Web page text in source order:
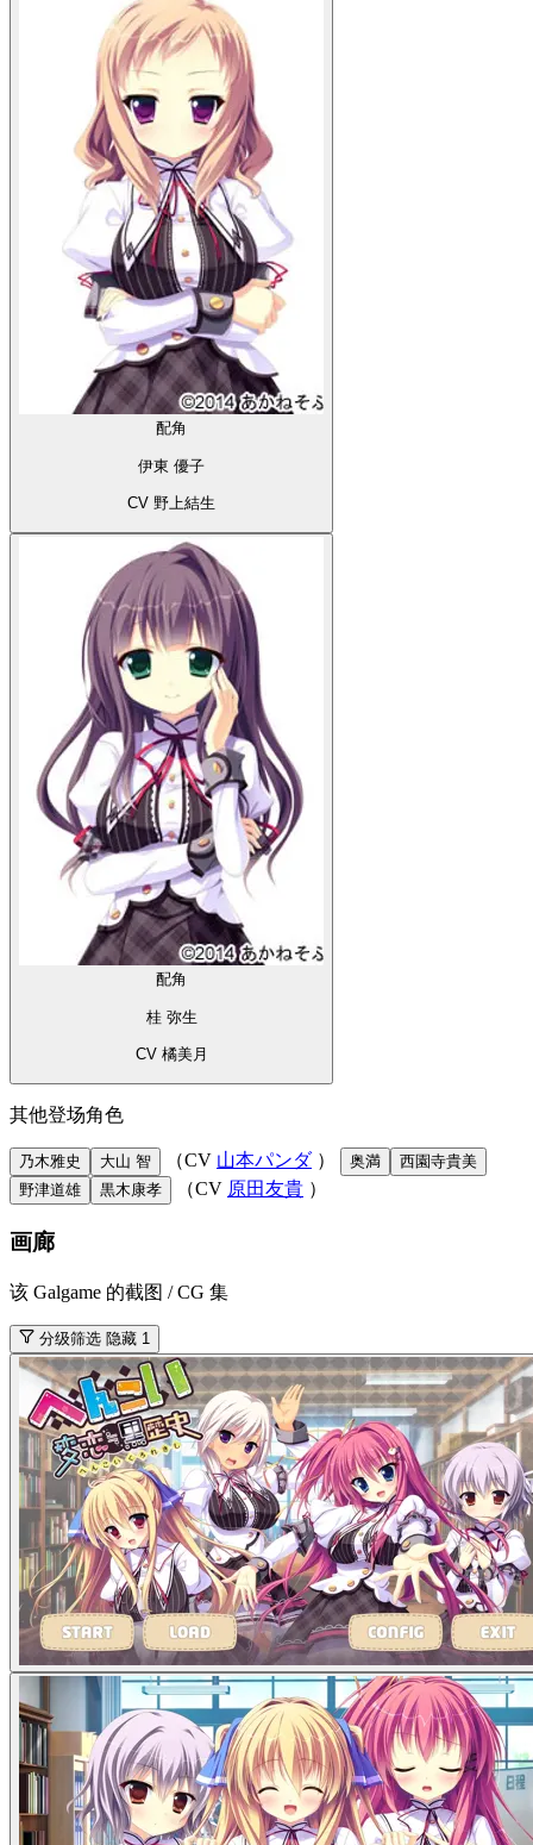
配角
伊東 優子
CV 野上結生
配角
桂 弥生
CV 橘美月
其他登场角色
乃木雅史 大山 智 （CV 山本パンダ） 奥満
西園寺貴美
野津道雄
黒木康孝 （CV 原田友貴 ）
画廊
该 Galgame 的截图 / CG 集
分级筛选 隐藏 1